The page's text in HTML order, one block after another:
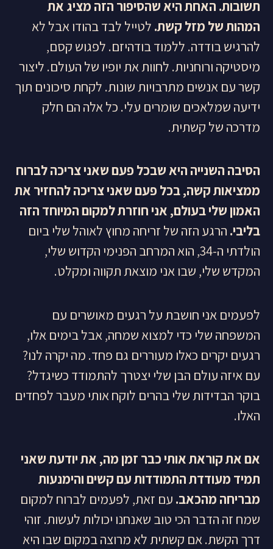
תשובות. האחת היא שהסיפור הזה מציג את
המהות של מזל קשת. לטייל לבד בהודו אבל לא
להרגיש בודדה. ללמוד בודהיזם. לפגוש קסם,
מיסטיקה ורוחניות. לחוות את יופיו של העולם. ליצור
קשר עם אנשים מתרבויות שונות. לקחת סיכונים תוך
ידיעה שמלאכים שומרים עלי. כל אלה הם חלק
מדרכה של קשתית.
הסיבה השנייה היא שבכל פעם שאני צריכה לברוח
ממציאות קשה, בכל פעם שאני צריכה להחזיר את
האמון שלי בעולם, אני חוזרת למקום המיוחד הזה
בליבי. הרגע הזה של זריחה מחוץ לאוהל שלי ביום
הולדתי ה-34, הוא המרחב הפנימי הקדוש שלי,
המקדש שלי, שבו אני מוצאת תקווה ומקלט.
לפעמים אני חושבת על רגעים מאושרים עם
המשפחה שלי כדי למצוא שמחה, אבל בימים אלו,
רגעים יקרים כאלו מעוררים גם פחד. מה יקרה לנו?
עם איזה עולם הבן שלי יצטרך להתמודד כשיגדל?
בוקר הבדידות שלי בהרים לוקח אותי מעבר לפחדים
האלו.
אם את קוראת אותי כבר זמן מה, את יודעת שאני
תמיד מעודדת התמודדות עם קשים והימנעות
מבריחה מהכאב. עם זאת, לפעמים לברוח למקום
שמח זה הדבר הכי טוב שאנחנו יכולות לעשות. זוהי
דרך הקשת. אם קשתית לא מרוצה במקום שבו היא